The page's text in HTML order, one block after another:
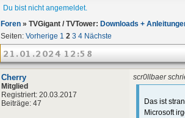
Du bist nicht angemeldet.
Foren » TVGigant / TVTower: Downloads +
Seiten: Vorherige 1 2 3 4 Nächste
21.01.2024 12:58
Cherry
Mitglied
Registriert: 20.03.2017
Beiträge: 47
scr0llbaer
Das ist
Microsoft